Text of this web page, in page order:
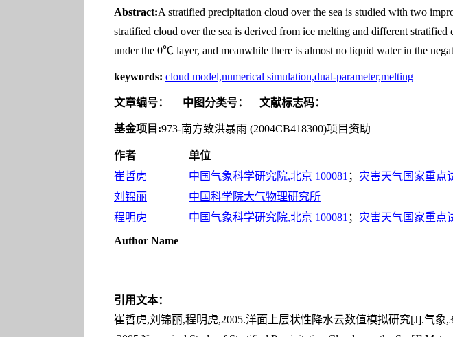
Abstract:A stratified precipitation cloud over the sea is studied with two
stratified cloud over the sea is derived from ice melting and different
under the 0℃ layer, and meanwhile there is almost no liquid water in the
keywords: cloud model,numerical simulation,dual-parameter,melting
文章编号： 中图分类号： 文献标志码：
基金项目:973-南方致洪暴雨 (2004CB418300)项目资助
作者
单位
崔哲虎
中国气象科学研究院,北京 100081 ； 灾害天气国家重点
刘锦丽
中国科学院大气物理研究所
程明虎
中国气象科学研究院,北京 100081 ； 灾害天气国家重点
Author Name
引用文本：
崔哲虎,刘锦丽,程明虎,2005.洋面上层状性降水云数值模拟研究[J].气象